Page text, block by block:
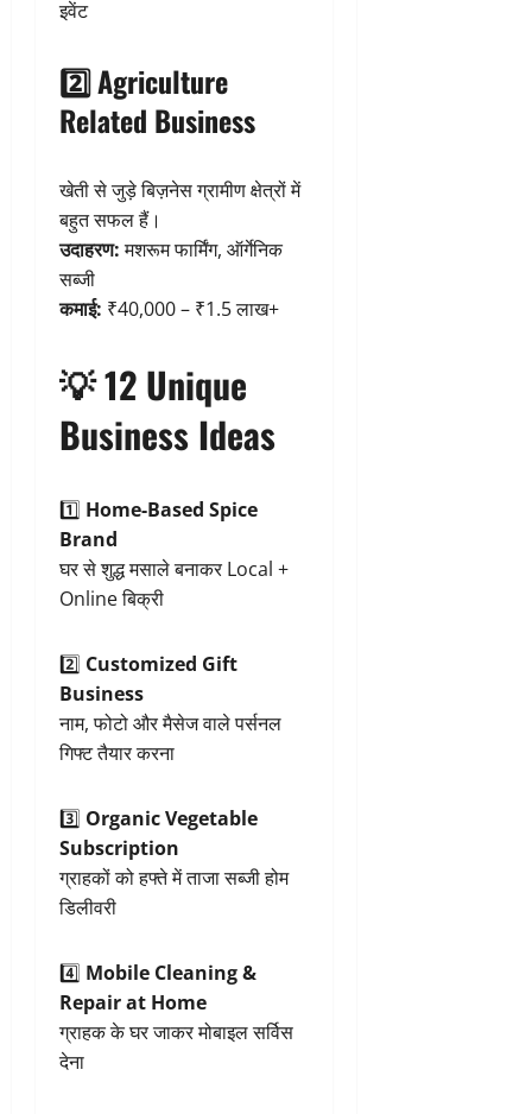
इवेंट
2️⃣ Agriculture
Related Business
खेती से जुड़े बिज़नेस ग्रामीण क्षेत्रों में
बहुत सफल हैं।
उदाहरण:मशरूम फार्मिंग, ऑर्गेनिक
सब्जी
कमाई: ₹40,000 – ₹1.5 लाख+
💡 12 Unique
Business Ideas
1️⃣ Home-Based Spice
Brand
घर से शुद्ध मसाले बनाकर Local +
Online बिक्री
2️⃣ Customized Gift
Business
नाम, फोटो और मैसेज वाले पर्सनल
गिफ्ट तैयार करना
3️⃣ Organic Vegetable
Subscription
ग्राहकों को हफ्ते में ताजा सब्जी होम
डिलीवरी
4️⃣ Mobile Cleaning &
Repair at Home
ग्राहक के घर जाकर मोबाइल सर्विस
देना